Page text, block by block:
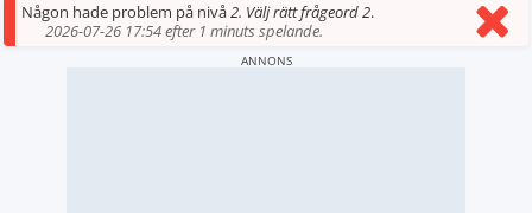
Någon hade problem på nivå2. Välj rätt frågeord 2.
2026-07-26 17:54 efter 1 minuts spelande.
ANNONS